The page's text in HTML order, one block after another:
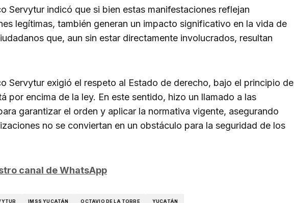
Servytur indicó que si bien estas manifestaciones reflejan
legítimas, también generan un impacto significativo en la vida de
que, aun sin estar directamente involucrados, resultan
Servytur exigió el respeto al Estado de derecho, bajo el principio de
por encima de la ley. En este sentido, hizo un llamado a las
garantizar el orden y aplicar la normativa vigente, asegurando
no se conviertan en un obstáculo para la seguridad de los
canal de WhatsApp
IMSS YUCATÁN OCTAVIO DE LA TORRE YUCATÁN